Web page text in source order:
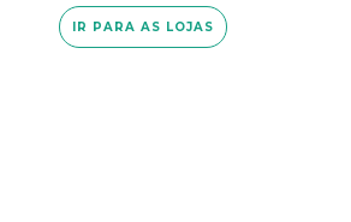
IR PARA AS LOJAS